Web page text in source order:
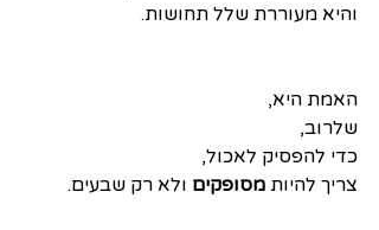
והיא מעוררת שלל תחושות.
האמת היא,
שלרוב,
כדי להפסיק לאכול,
צריך להיות מסופקים ולא רק שבעים.